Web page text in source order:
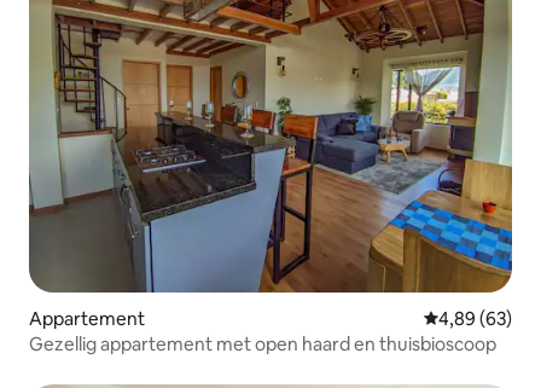
Appartement Gemiddelde
4,89 (63)
Gezellig appartement met open haard en thuisbioscoop